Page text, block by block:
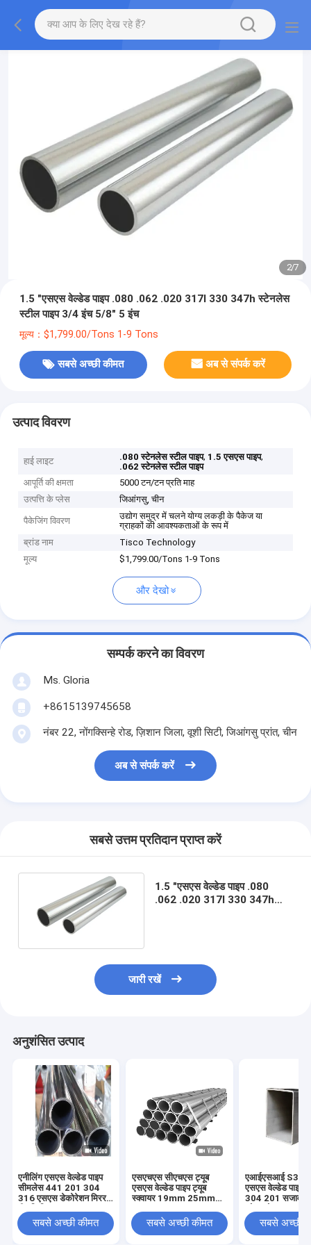
2/7
1.5 "एसएस वेल्डेड पाइप .080 .062 .020 317l 330 347h स्टेनलेस
स्टील पाइप 3/4 इंच 5/8" 5 इंच
मूल्य：$1,799.00/Tons 1-9 Tons
सबसे अच्छी कीमत अब से संपर्क करें
उत्पाद विवरण
हाई लाइट .080 स्टेनलेस स्टील पाइप, 1.5 एसएस पाइप,
.062 स्टेनलेस स्टील पाइप
आपूर्ति की क्षमता
5000 टन/टन प्रति माह
उत्पत्ति के प्लेस
जिआंगसु, चीन
पैकेजिंग विवरण
उद्योग समुद्र में चलने योग्य लकड़ी के पैकेज या
ग्राहकों की आवश्यकताओं के रूप में
ब्रांड नाम
Tisco Technology
मूल्य
$1,799.00/Tons 1-9 Tons
और देखो
सम्पर्क करने का विवरण
Ms. Gloria
+8615139745658
नंबर 22, नोंगक्सिन्हे रोड, ज़िशान जिला, वूशी सिटी, जिआंगसु प्रांत, चीन
अब से संपर्क करें
सबसे उत्तम प्रतिदान प्राप्त करें
1.5 "एसएस वेल्डेड पाइप .080
.062 .020 317l 330 347h
जारी रखें
अनुशंसित उत्पाद
एनीलिंग एसएस वेल्डेड पाइप
सीमलेस 441 201 304
316 एसएस डेकोरेशन मिरर
सबसे अच्छी कीमत
एसएचएस सीएचएस ट्यूब
एसएस वेल्डेड पाइप ट्यूब
स्क्वायर 19mm 25mm
316Lसबसे अच्छी कीमत
एआईएसआई
एसएस वेल्डेड पाइप 3
304 201 सजावटी
सबसे अच्छी